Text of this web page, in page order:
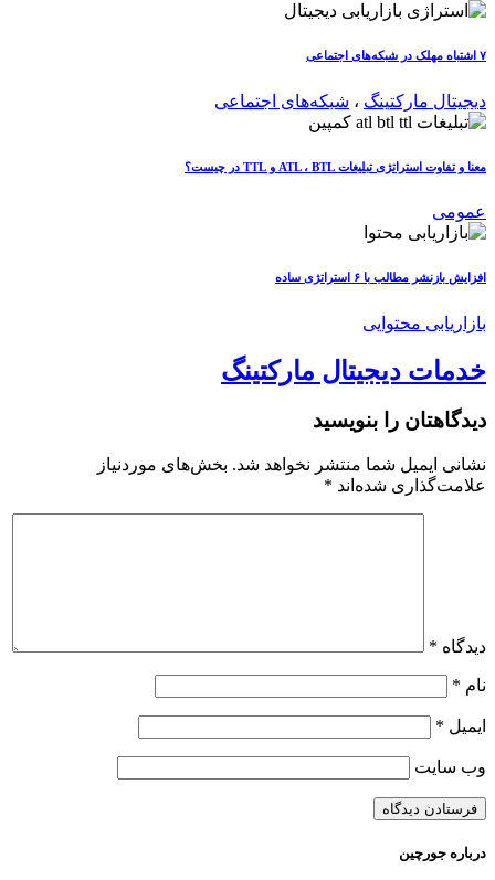
۷ اشتباه مهلک در شبکه‌های اجتماعی
دیجیتال مارکتینگ ، شبکه‌های اجتماعی
معنا و تفاوت استراتژی تبلیغات ATL ، BTL و TTL در چیست؟
عمومی
افزایش بازنشر مطالب با ۶ استراتژی ساده
بازاریابی محتوایی
خدمات دیجیتال مارکتینگ
دیدگاهتان را بنویسید
نشانی ایمیل شما منتشر نخواهد شد. بخش‌های موردنیاز
علامت‌گذاری شده‌اند *
دیدگاه *
نام *
ایمیل *
وب‌ سایت
درباره جورچین